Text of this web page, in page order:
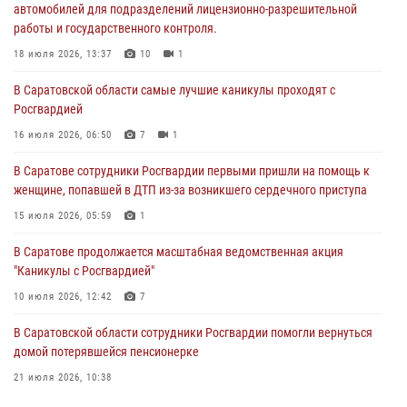
В Саратовской области самые лучшие каникулы проходят с
Росгвардией
В Саратове сотрудники Росгвардии первыми пришли на помощь к
женщине, попавшей в ДТП из-за возникшего сердечного приступа
В Саратове продолжается масштабная ведомственная акция
"Каникулы с Росгвардией"
В Саратовской области при содействии спецназа Росгвардии
задержан подозреваемый в незаконном обороте наркотиков
автомобилей для подразделений лицензионно-разрешительной
работы и государственного контроля.
18 июля 2026, 13:37 10 1
В Саратовской области самые лучшие каникулы проходят с
Росгвардией
16 июля 2026, 06:50 7 1
В Саратове сотрудники Росгвардии первыми пришли на помощь к
женщине, попавшей в ДТП из-за возникшего сердечного приступа
15 июля 2026, 05:59 1
В Саратове продолжается масштабная ведомственная акция
"Каникулы с Росгвардией"
10 июля 2026, 12:42 7
В Саратовской области сотрудники Росгвардии помогли вернуться
домой потерявшейся пенсионерке
21 июля 2026, 10:38